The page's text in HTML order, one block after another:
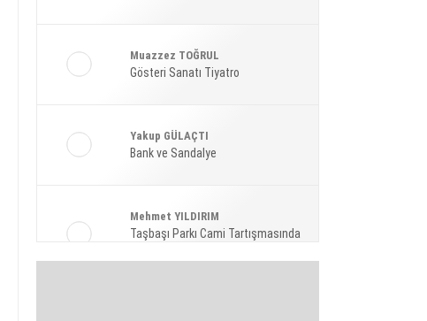
Ekonomi
Muazzez TOĞRUL
Gösteri Sanatı Tiyatro
Yakup GÜLAÇTI
Bank ve Sandalye
Mehmet YILDIRIM
Taşbaşı Parkı Cami Tartışmasında